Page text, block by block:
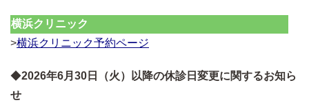
横浜クリニック
>横浜クリニック予約ページ
◆2026年6月30日（火）以降の休診日変更に関するお知ら
せ